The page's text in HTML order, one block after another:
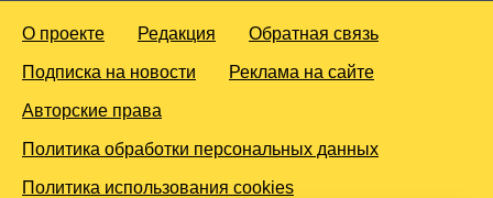
О проекте Редакция Обратная связь
Подписка на новости Реклама на сайте
Авторские права
Политика обработки персональных данных
Политика использования cookies